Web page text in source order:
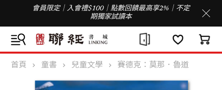
會員限定｜入會禮$100｜點數回饋最高享2%｜不定
期獨家試讀本
首頁 童書 兒童文學 賽德克：莫那．魯道